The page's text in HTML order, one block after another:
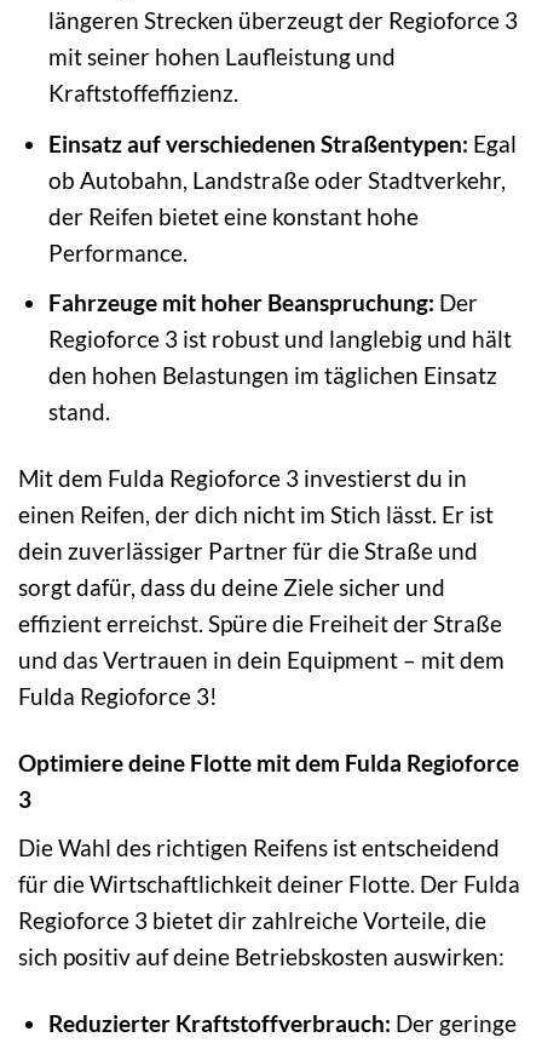
längeren Strecken überzeugt der Regioforce 3
mit seiner hohen Laufleistung und
Kraftstoffeffizienz.
Einsatz auf verschiedenen Straßentypen: Egal
ob Autobahn, Landstraße oder Stadtverkehr,
der Reifen bietet eine konstant hohe
Performance.
Fahrzeuge mit hoher Beanspruchung: Der
Regioforce 3 ist robust und langlebig und hält
den hohen Belastungen im täglichen Einsatz
stand.
Mit dem Fulda Regioforce 3 investierst du in
einen Reifen, der dich nicht im Stich lässt. Er ist
dein zuverlässiger Partner für die Straße und
sorgt dafür, dass du deine Ziele sicher und
effizient erreichst. Spüre die Freiheit der Straße
und das Vertrauen in dein Equipment – mit dem
Fulda Regioforce 3!
Optimiere deine Flotte mit dem Fulda Regioforce
3
Die Wahl des richtigen Reifens ist entscheidend
für die Wirtschaftlichkeit deiner Flotte. Der Fulda
Regioforce 3 bietet dir zahlreiche Vorteile, die
sich positiv auf deine Betriebskosten auswirken:
Reduzierter Kraftstoffverbrauch: Der geringe